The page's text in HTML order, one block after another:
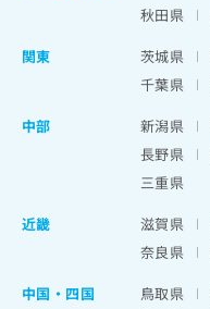
秋田県
関東
茨城県
千葉県
中部
新潟県
長野県
三重県
近畿
滋賀県
奈良県
中国・四国
鳥取県